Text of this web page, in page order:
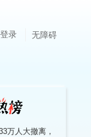
登录 无障碍
万人大撤离，